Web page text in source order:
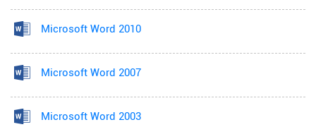
Microsoft Word 2010
Microsoft Word 2007
Microsoft Word 2003